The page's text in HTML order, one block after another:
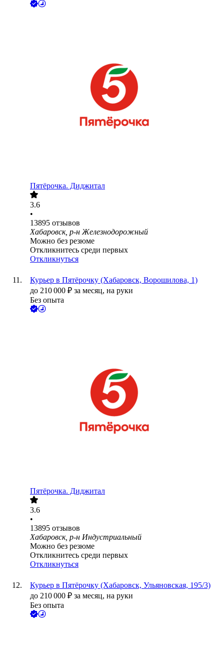
Пятёрочка. Диджитал
3.6
•
13895 отзывов
Хабаровск, р-н Железнодорожный
Можно без резюме
Откликнитесь среди первых
Откликнуться
Курьер в Пятёрочку (Хабаровск, Ворошилова, 1)
до 210 000 ₽ за месяц, на руки
Без опыта
Пятёрочка. Диджитал
3.6
•
13895 отзывов
Хабаровск, р-н Индустриальный
Можно без резюме
Откликнитесь среди первых
Откликнуться
Курьер в Пятёрочку (Хабаровск, Ульяновская, 195/3)
до 210 000 ₽ за месяц, на руки
Без опыта